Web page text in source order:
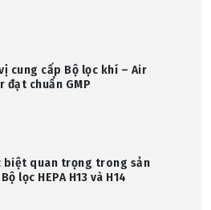
cung cấp Bộ lọc khí – Air
đạt chuẩn GMP
biệt quan trọng trong sản
lọc HEPA H13 và H14